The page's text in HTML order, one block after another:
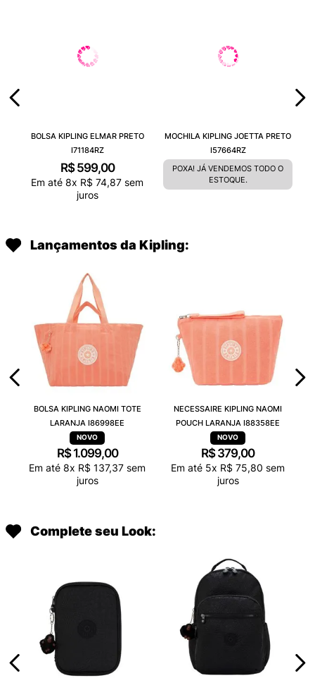
BOLSA KIPLING ELMAR PRETO
I71184RZ
R$ 599,00
Em até 8x R$ 74,87 sem
juros
MOCHILA KIPLING JOETTA PRETO
I57664RZ
POXA! JÁ VENDEMOS TODO O
ESTOQUE.
Lançamentos da Kipling:
BOLSA KIPLING NAOMI TOTE
LARANJA I86998EE
R$ 1.099,00
Em até 8x R$ 137,37 sem
juros
NECESSAIRE KIPLING NAOMI
POUCH LARANJA I88358EE
R$ 379,00
Em até 5x R$ 75,80 sem
juros
Complete seu Look: